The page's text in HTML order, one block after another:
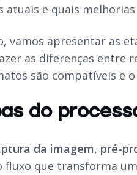
e quais
vamos apresentar as
as diferenças entre
são compatíveis e
do
da imagem, pré-
fluxo que transforma um